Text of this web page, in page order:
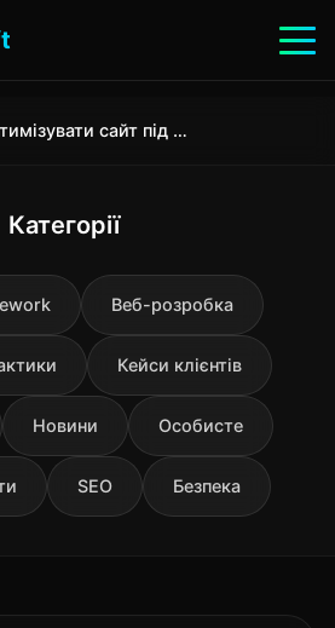
Як оптимізувати сайт під SERP у 2025 коли AI Overviews крадуть кліки
Категорії
Веб-розробка
Кейси клієнтів
Новини Особисте
SEO Безпека